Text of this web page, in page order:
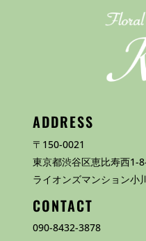
ADDRESS
〒150-0021
東京都渋谷区恵比寿西1-
ライオンズマンション小
CONTACT
090-8432-3878